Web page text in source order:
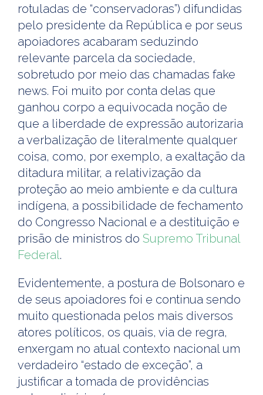
rotuladas de “conservadoras”) difundidas
pelo presidente da República e por seus
apoiadores acabaram seduzindo
relevante parcela da sociedade,
sobretudo por meio das chamadas fake
news. Foi muito por conta delas que
ganhou corpo a equivocada noção de
que a liberdade de expressão autorizaria
a verbalização de literalmente qualquer
coisa, como, por exemplo, a exaltação da
ditadura militar, a relativização da
proteção ao meio ambiente e da cultura
indígena, a possibilidade de fechamento
do Congresso Nacional e a destituição e
prisão de ministros do Supremo Tribunal
Federal.
Evidentemente, a postura de Bolsonaro e
de seus apoiadores foi e continua sendo
muito questionada pelos mais diversos
atores políticos, os quais, via de regra,
enxergam no atual contexto nacional um
verdadeiro “estado de exceção”, a
justificar a tomada de providências